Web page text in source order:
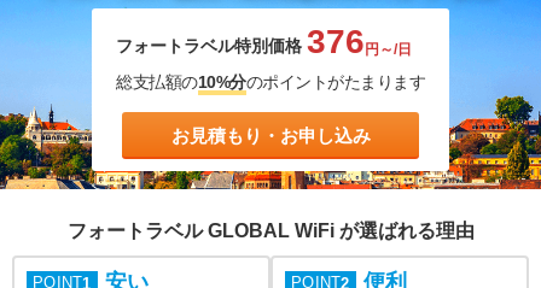
フォートラベル特別価格 376円～/日
総支払額の10%分のポイントがたまります
お見積もり・お申し込み
フォートラベル GLOBAL WiFi が選ばれる理由
POINT1 安い POINT2 便利